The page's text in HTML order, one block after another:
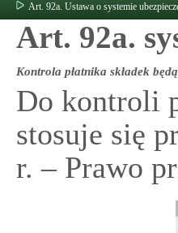
Art. 92a. Ustawa o systemie
Art. 92a.
Kontrola płatnika składek
Do kontroli
stosuje się
r. – Prawo